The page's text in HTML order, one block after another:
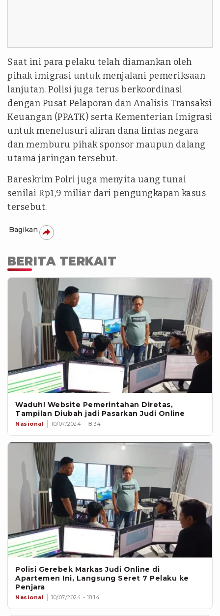
Saat ini para pelaku telah diamankan oleh
pihak imigrasi untuk menjalani pemeriksaan
lanjutan. Polisi juga terus berkoordinasi
dengan Pusat Pelaporan dan Analisis Transaksi
Keuangan (PPATK) serta Kementerian Imigrasi
untuk menelusuri aliran dana lintas negara
dan memburu pihak sponsor maupun dalang
utama jaringan tersebut.
Bareskrim Polri juga menyita uang tunai
senilai Rp1,9 miliar dari pengungkapan kasus
tersebut.
Bagikan
BERITA TERKAIT
Waduh! Website Pemerintahan Diretas,
Tampilan Diubah jadi Pasarkan Judi Online
Nasional 10/07/2024 - 18:34
Polisi Gerebek Markas Judi Online di
Apartemen Ini, Langsung Seret 7 Pelaku ke
Penjara
Nasional 10/07/2024 - 18:14